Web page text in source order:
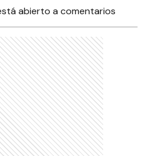
abierto a comentarios